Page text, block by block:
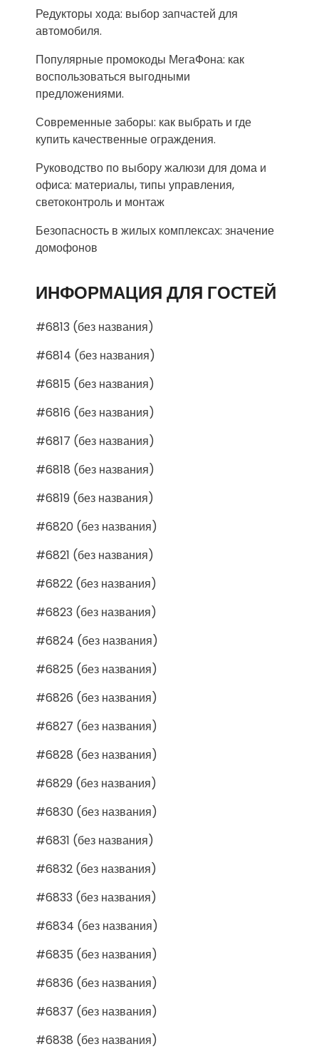
Редукторы хода: выбор запчастей для
автомобиля.
Популярные промокоды МегаФона: как
воспользоваться выгодными
предложениями.
Современные заборы: как выбрать и где
купить качественные ограждения.
Руководство по выбору жалюзи для дома и
офиса: материалы, типы управления,
светоконтроль и монтаж
Безопасность в жилых комплексах: значение
домофонов
ИНФОРМАЦИЯ ДЛЯ ГОСТЕЙ
#6813 (без названия)
#6814 (без названия)
#6815 (без названия)
#6816 (без названия)
#6817 (без названия)
#6818 (без названия)
#6819 (без названия)
#6820 (без названия)
#6821 (без названия)
#6822 (без названия)
#6823 (без названия)
#6824 (без названия)
#6825 (без названия)
#6826 (без названия)
#6827 (без названия)
#6828 (без названия)
#6829 (без названия)
#6830 (без названия)
#6831 (без названия)
#6832 (без названия)
#6833 (без названия)
#6834 (без названия)
#6835 (без названия)
#6836 (без названия)
#6837 (без названия)
#6838 (без названия)